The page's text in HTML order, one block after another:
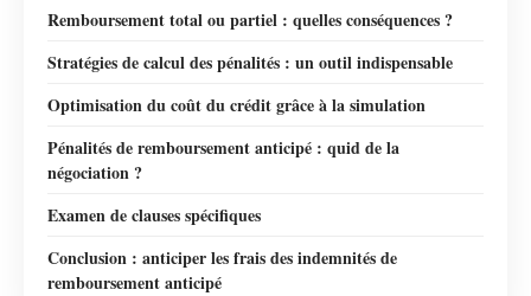
Remboursement total ou partiel : quelles conséquences ?
Stratégies de calcul des pénalités : un outil indispensable
Optimisation du coût du crédit grâce à la simulation
Pénalités de remboursement anticipé : quid de la
négociation ?
Examen de clauses spécifiques
Conclusion : anticiper les frais des indemnités de
remboursement anticipé